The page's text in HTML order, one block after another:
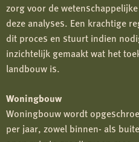
zorg voor de
deze analyses. Een krachtige
dit proces en stuurt indien
inzichtelijk gemaakt wat het
landbouw is.
Woningbouw
Woningbouw wordt
per jaar, zowel binnen- als